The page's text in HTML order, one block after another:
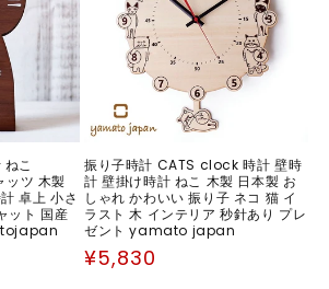
こ
ツ 木製
卓上 小さ
ット 国産
振り子時計 CATS clock 時計 壁時
計 壁掛け時計 ねこ 木製 日本製 お
しゃれ かわいい 振り子 ネコ 猫 イ
ラスト 木 インテリア 秒針あり プレ
ゼント yamato japan
通
¥5,830